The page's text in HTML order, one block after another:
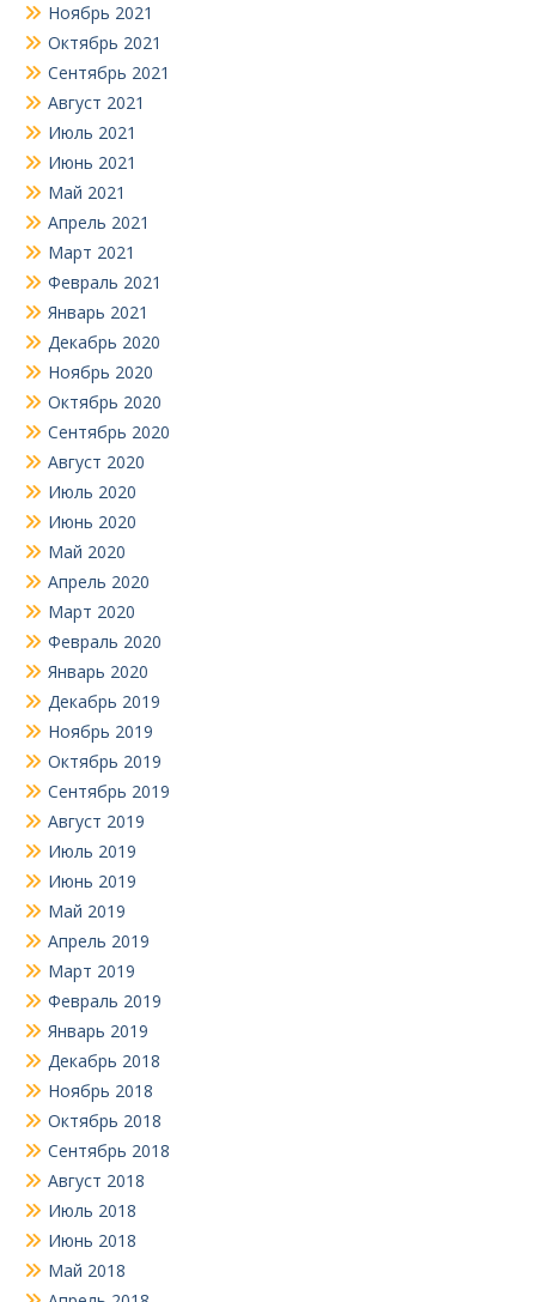
Ноябрь 2021
Октябрь 2021
Сентябрь 2021
Август 2021
Июль 2021
Июнь 2021
Май 2021
Апрель 2021
Март 2021
Февраль 2021
Январь 2021
Декабрь 2020
Ноябрь 2020
Октябрь 2020
Сентябрь 2020
Август 2020
Июль 2020
Июнь 2020
Май 2020
Апрель 2020
Март 2020
Февраль 2020
Январь 2020
Декабрь 2019
Ноябрь 2019
Октябрь 2019
Сентябрь 2019
Август 2019
Июль 2019
Июнь 2019
Май 2019
Апрель 2019
Март 2019
Февраль 2019
Январь 2019
Декабрь 2018
Ноябрь 2018
Октябрь 2018
Сентябрь 2018
Август 2018
Июль 2018
Июнь 2018
Май 2018